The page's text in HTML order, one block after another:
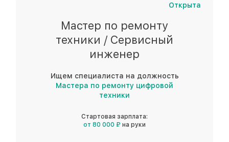
Открыта
Мастер по ремонту
техники / Сервисный
инженер
Ищем специалиста на должность
Мастера по ремонту цифровой
техники
Стартовая зарплата:
от 80 000 ₽ на руки